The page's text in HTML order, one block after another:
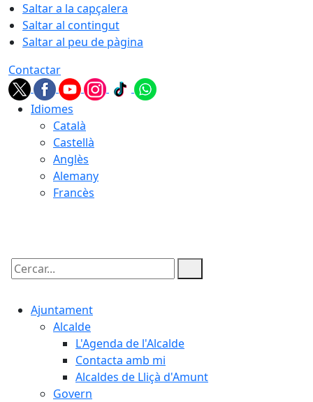
Saltar a la capçalera
Saltar al contingut
Saltar al peu de pàgina
Contactar
Idiomes
Català
Castellà
Anglès
Alemany
Francès
Cercar:
Ajuntament
Alcalde
L'Agenda de l'Alcalde
Contacta amb mi
Alcaldes de Lliçà d'Amunt
Govern